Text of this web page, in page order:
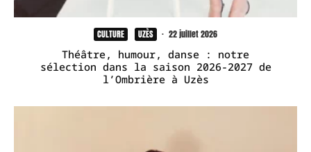
CULTURE UZÈS · 22 juillet 2026
Théâtre, humour, danse : notre
sélection dans la saison 2026-2027 de
l’Ombrière à Uzès